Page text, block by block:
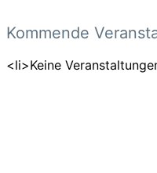
Kommende
<li>Keine